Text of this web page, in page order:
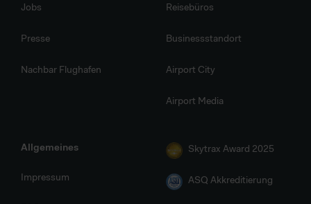
Jobs
Presse
Nachbar Flughafen
Reisebüros
Businessstandort
Airport City
Airport Media
Allgemeines
Impressum
Skytrax Award 2025
ASQ Akkreditierung